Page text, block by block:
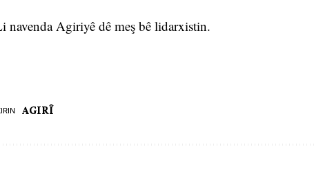
navenda Agiriyê dê meş bê lidarxistin.
AGIRÎ